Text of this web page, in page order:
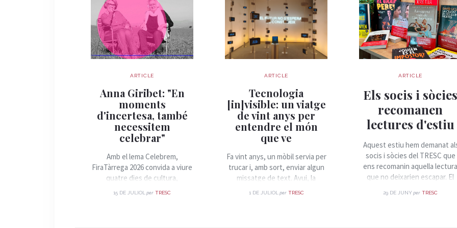
ARTICLE
Anna Giribet: "En
moments
d'incertesa, també
necessitem
celebrar"
Amb el lema Celebrem,
FiraTàrrega 2026 convida a viure
quatre dies de cultura,
15 DE JULIOL per TRESC
ARTICLE
Tecnologia
[in]visible: un viatge
de vint anys per
entendre el món
que ve
Fa vint anys, un mòbil servia per
trucar i, amb sort, enviar algun
missatge de text. Avui, la
1 DE JULIOL per TRESC
ARTICLE
Els socis i sòcies
recomanen
lectures d'estiu
Aquest estiu hem demanat
socis i sòcies del TRESC que
ens recomanin aquella lectura
que no deixarien escapar. El
novel·les, assaig, clàssics,
29 DE JUNYper TRESC